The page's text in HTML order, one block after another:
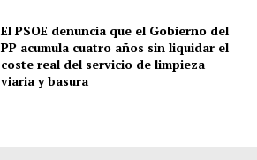
El PSOE denuncia que el Gobierno del
PP acumula cuatro años sin liquidar el
coste real del servicio de limpieza
viaria y basura